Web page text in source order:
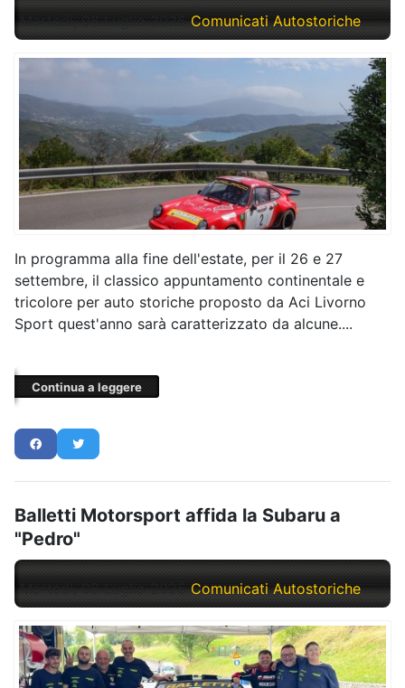
Martedì, 08 Luglio 2025 Comunicati Autostoriche
In programma alla fine dell'estate, per il 26 e 27
settembre, il classico appuntamento continentale e
tricolore per auto storiche proposto da Aci Livorno
Sport quest'anno sarà caratterizzato da alcune....
Continua a leggere
Balletti Motorsport affida la Subaru a
"Pedro"
Martedì, 08 Luglio 2025 Comunicati Autostoriche